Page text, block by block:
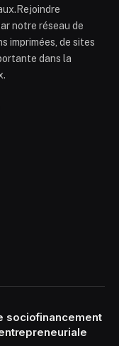
notre réseau de
imprimées, de sites
dans la
sociofinancement